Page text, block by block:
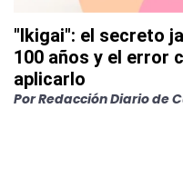
"Ikigai": el secreto
100 años y el error
aplicarlo
PorRedacción Diario de